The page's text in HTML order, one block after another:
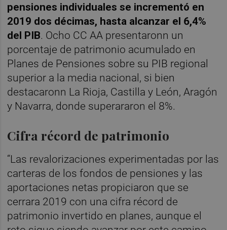
pensiones individuales se incrementó en
2019 dos décimas, hasta alcanzar el 6,4%
del PIB. Ocho CC AA presentaronn un
porcentaje de patrimonio acumulado en
Planes de Pensiones sobre su PIB regional
superior a la media nacional, si bien
destacaronn La Rioja, Castilla y León, Aragón
y Navarra, donde superararon el 8%.
Cifra récord de patrimonio
“Las revalorizaciones experimentadas por las
carteras de los fondos de pensiones y las
aportaciones netas propiciaron que se
cerrara 2019 con una cifra récord de
patrimonio invertido en planes, aunque el